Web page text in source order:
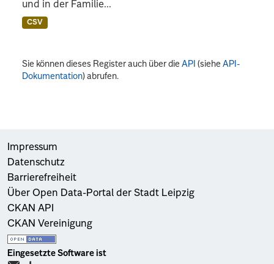
und in der Familie...
CSV
Sie können dieses Register auch über dieAPI (sieheAPI-
Dokumentation) abrufen.
Impressum
Datenschutz
Barrierefreiheit
Über Open Data-Portal der Stadt Leipzig
CKAN API
CKAN Vereinigung
Eingesetzte Software ist